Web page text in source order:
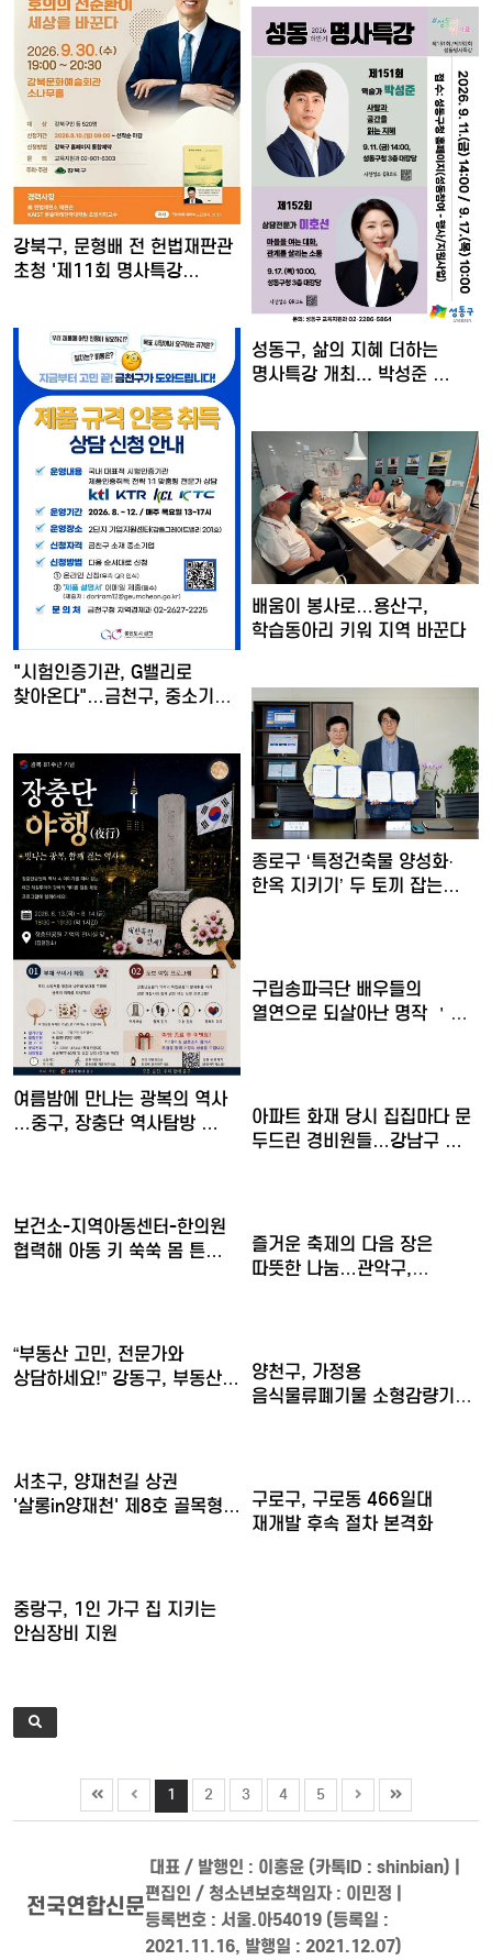
강북구, 문형배 전 헌법재판관
초청 '제11회 명사특강…
성동구, 삶의 지혜 더하는
명사특강 개최... 박성준 …
"시험인증기관, G밸리로
찾아온다"…금천구, 중소기업
배움이 봉사로…용산구,
학습동아리 키워 지역 바꾼다
종로구 ‘특정건축물 양성화·
한옥 지키기’ 두 토끼 잡는…
여름밤에 만나는 광복의 역사
…중구, 장충단 역사탐방 …
구립송파극단 배우들의
열연으로 되살아난 명작 ＇
아파트 화재 당시 집집마다 문
두드린 경비원들…강남구 …
보건소-지역아동센터-한의원
협력해 아동 키 쑥쑥 몸 튼…
즐거운 축제의 다음 장은
따뜻한 나눔…관악구,
“부동산 고민, 전문가와
상담하세요!” 강동구, 부동산…
양천구, 가정용
음식물류폐기물 소형감량기
서초구, 양재천길 상권
'살롱in양재천' 제8호 골목형…
구로구, 구로동 466일대
재개발 후속 절차 본격화
중랑구, 1인 가구 집 지키는
안심장비 지원
1 2 3 4 5
전국연합신문
대표 / 발행인 : 이홍윤 (카톡ID : shinbian) |
편집인 / 청소년보호책임자 : 이민정 |
등록번호 : 서울.아54019 (등록일 :
2021.11.16, 발행일 : 2021.12.07)